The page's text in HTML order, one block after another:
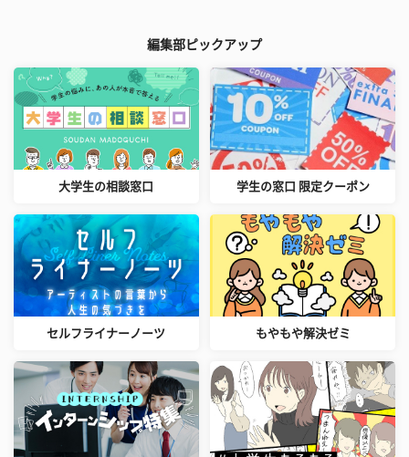
編集部ピックアップ
大学生の相談窓口 学生の窓口 限定クーポン
セルフライナーノーツ もやもや解決ゼミ